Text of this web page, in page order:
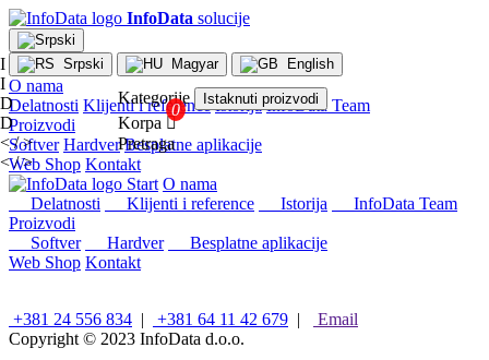
InfoData solucije
Srpski Magyar English
O nama
Delatnosti Klijenti i reference Istorija InfoData Team
Proizvodi
Softver Hardver Besplatne aplikacije
Web Shop Kontakt
Start O nama
Delatnosti
Klijenti i reference Istorija
InfoData Team
Proizvodi
Softver
Hardver
Besplatne aplikacije
Web Shop Kontakt
I
I
D
D
< / >
< / >
Kategorije Istaknuti proizvodi
Korpa 
Pretraga
×
Konfiguracije
Intel
stoni
računari
stoni
računari
Microsoft
+381 24 556 834 | +381 64 11 42 679 |
Email
Copyright © 2023 InfoData d.o.o.